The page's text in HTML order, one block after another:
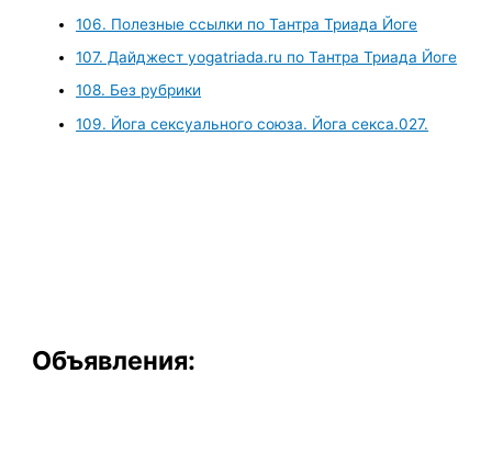
106. Полезные ссылки по Тантра Триада Йоге
107. Дайджест yogatriada.ru по Тантра Триада Йоге
108. Без рубрики
109. Йога сексуального союза. Йога секса.027.
Объявления: